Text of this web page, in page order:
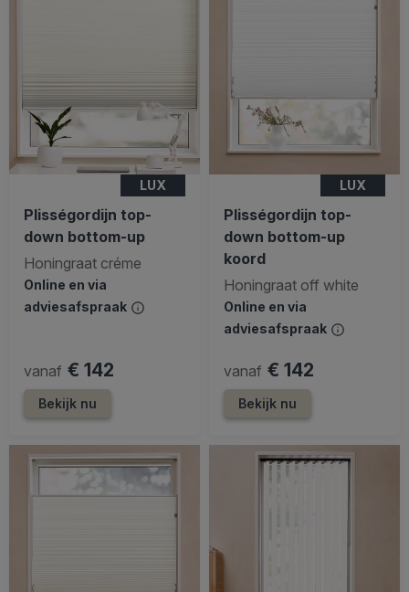
LUX
Plisségordijn top-
down bottom-up
Honingraat créme
Online en via
adviesafspraak
vanaf € 142
Bekijk nu
LUX
Plisségordijn top-
down bottom-up
koord
Honingraat off white
Online en via
adviesafspraak
vanaf € 142
Bekijk nu